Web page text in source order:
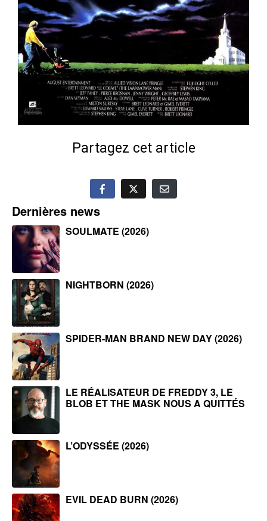
Partagez cet article
Dernières news
SOULMATE (2026)
NIGHTBORN (2026)
SPIDER-MAN BRAND NEW DAY (2026)
LE RÉALISATEUR DE FREDDY 3, LE
BLOB ET THE MASK NOUS A QUITTÉS
L’ODYSSÉE (2026)
EVIL DEAD BURN (2026)